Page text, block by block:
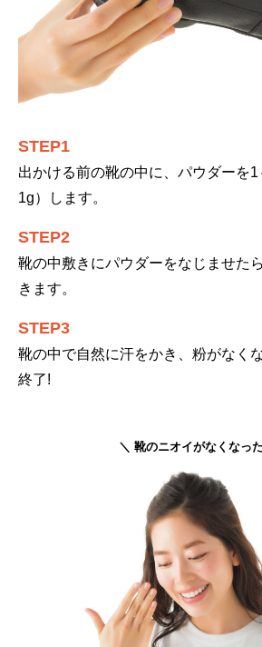
STEP1
出かける前の靴の中に、パウダーを1
1g）します。
STEP2
靴の中敷きにパウダーをなじませた
きます。
STEP3
靴の中で自然に汗をかき、粉がなく
終了!
＼ 靴のニオイがなくなっ